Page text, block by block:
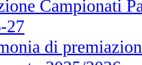
Campionati
27
di